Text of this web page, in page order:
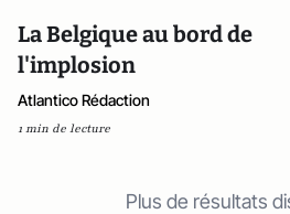
La Belgique au bord de
l'implosion
Atlantico Rédaction
1 min de lecture
Plus de résultats